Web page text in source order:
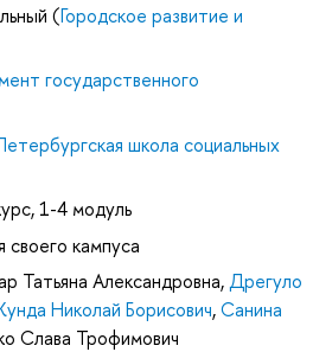
(Городское развитие и
государственного
школа социальных
1-4 модуль
своего кампуса
Татьяна Александровна,Дрегуло
Николай Борисович,Санина
Слава Трофимович